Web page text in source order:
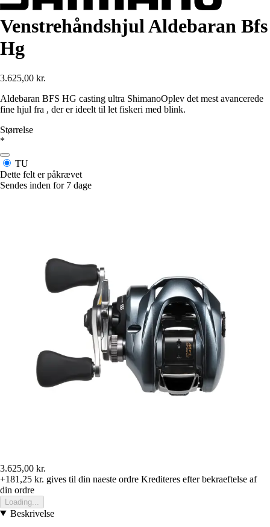
Venstrehåndshjul Aldebaran Bfs
Hg
3.625,00 kr.
Aldebaran BFS HG casting ultra ShimanoOplev det mest avancerede
fine hjul fra , der er ideelt til let fiskeri med blink.
Størrelse
*
TU
Dette felt er påkrævet
Sendes inden for 7 dage
3.625,00 kr.
+181,25 kr. gives til din naeste ordre Krediteres efter bekraeftelse af
din ordre
Loading...
Beskrivelse